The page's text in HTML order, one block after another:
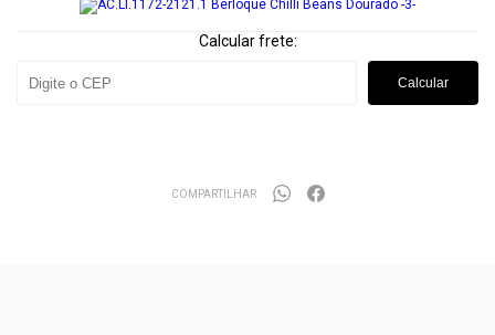
Calcular frete:
Calcular
COMPARTILHAR